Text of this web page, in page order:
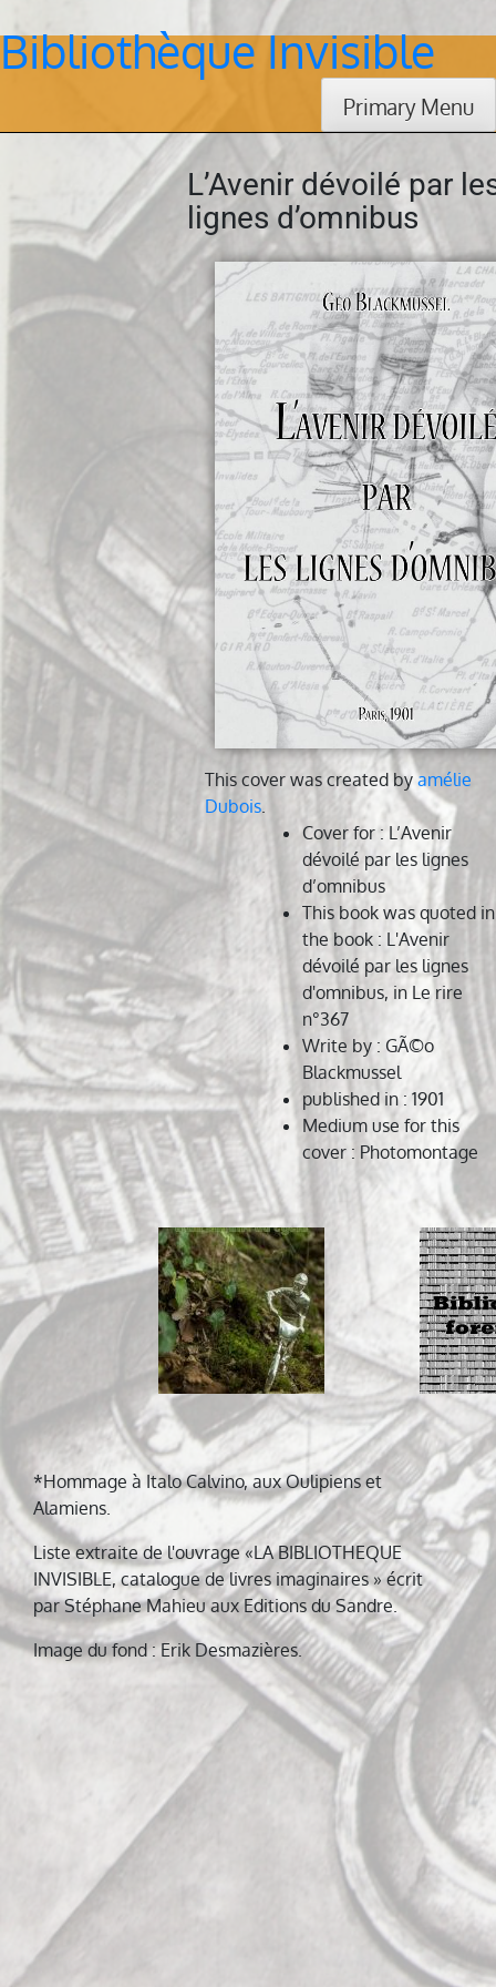
Skip
to
Bibliothèque Invisible
Primary Menu
L’Avenir dévoilé par
lignes d’omnibus
This cover was created by amélie
Dubois.
Cover for: L’Avenir
dévoilé par les lignes
d’omnibus
This book was quoted in
the book: L'Avenir
dévoilé par les lignes
d'omnibus, in Le rire
n°367
Write by: GÃ©o
Blackmussel
published in: 1901
Medium use for this
cover: Photomontage
Navigation
de
l’article
*Hommage à Italo Calvino, aux Oulipiens et
Alamiens.
Liste extraite de l'ouvrage «LA BIBLIOTHEQUE
INVISIBLE, catalogue de livres imaginaires » écrit
par Stéphane Mahieu aux Editions du Sandre.
Image du fond : Erik Desmazières.